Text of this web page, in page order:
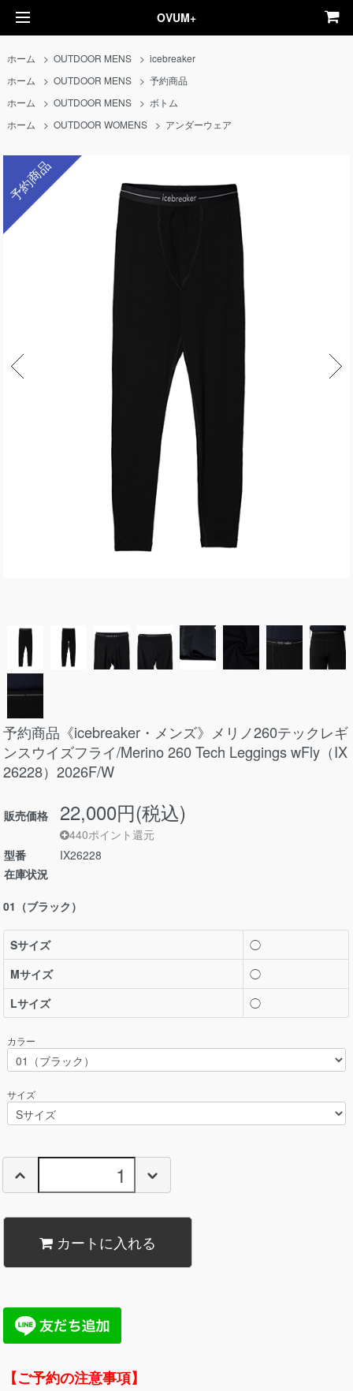
OVUM+
ホーム >OUTDOOR MENS >icebreaker
ホーム
>OUTDOOR MENS >予約商品
ホーム
>OUTDOOR MENS > ボトム
ホーム
>OUTDOOR WOMENS > アンダーウェア
予約商品
予約商品《icebreaker・メンズ》メリノ260テックレギ
ンスウイズフライ/Merino 260 Tech Leggings wFly（IX
26228）2026F/W
販売価格 22,000円(税込)
440ポイント還元
型番
IX26228
在庫状況
01（ブラック）
Sサイズ
◯
Mサイズ
◯
Lサイズ
◯
カラー
サイズ
カートに入れる
【ご予約の注意事項】